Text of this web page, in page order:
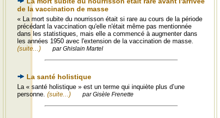
de la vaccination de masse
« La mort subite du nourrisson était si rare au cours de la période
précédant la vaccination qu'elle n'était même pas mentionnée
dans les statistiques, mais elle a commencé à augmenter dans
les années 1950 avec l'extension de la vaccination de masse.
(suite...)
par Ghislain Martel
La santé holistique
La « santé holistique » est un terme qui inquiète plus d’une
personne. (suite...) par Gisèle Frenette